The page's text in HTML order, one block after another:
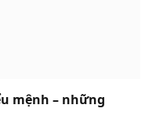
mệnh – những